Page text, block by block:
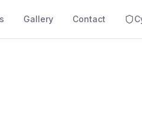
Gallery Contact